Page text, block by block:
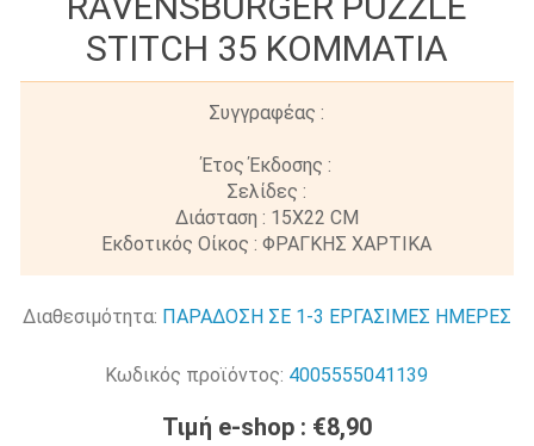
STITCH 35 KOMMATIA
Συγγραφέας :
Έτος Έκδοσης :
Σελίδες :
Διάσταση : 15Χ22 CM
Εκδοτικός Οίκος : ΦΡΑΓΚΗΣ ΧΑΡΤΙΚΑ
Διαθεσιμότητα: ΠΑΡΑΔΟΣΗ ΣΕ 1-3 ΕΡΓΑΣΙΜΕΣ ΗΜΕΡΕΣ
Κωδικός προϊόντος: 4005555041139
Τιμή e-shop : €8,90